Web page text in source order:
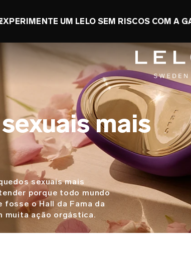
ECONOMIZE ATÉ 50% + GANHE
mais
sexuais mais
porque todo mundo
fosse o Hall da Fama da
muita ação orgástica.